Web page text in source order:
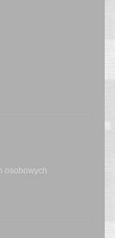
osobowych